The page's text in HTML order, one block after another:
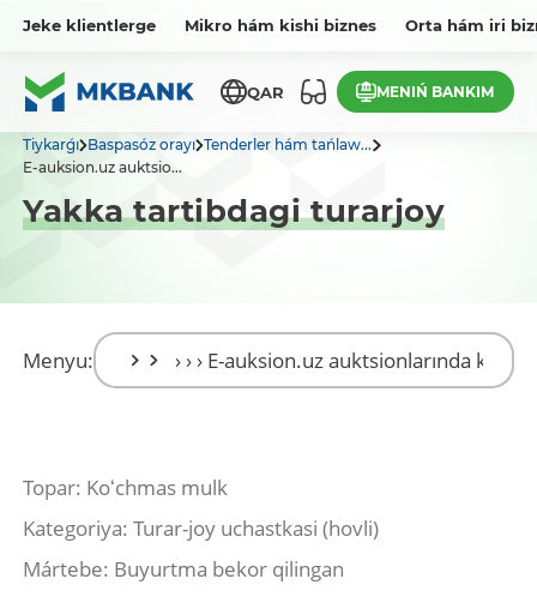
Jeke klientlerge Mikro hám kishi biznes Orta hám iri
QAR MENIŃ BANKIM
Tiykarǵı Baspasóz orayı Tenderler hám tańlaw...
E-auksion.uz auktsio...
Yakka tartibdagi turarjoy
Menyu:
Topar: Koʻchmas mulk
Kategoriya: Turar-joy uchastkasi (hovli)
Mártebe: Buyurtma bekor qilingan